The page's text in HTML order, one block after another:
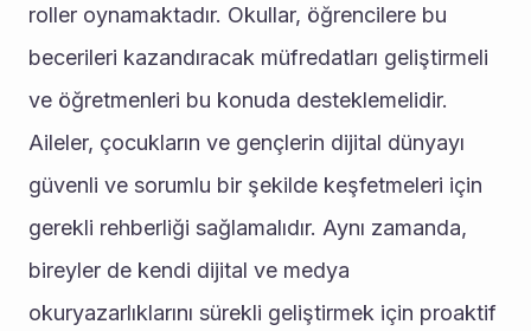
roller oynamaktadır. Okullar, öğrencilere bu
becerileri kazandıracak müfredatları geliştirmeli
ve öğretmenleri bu konuda desteklemelidir.
Aileler, çocukların ve gençlerin dijital dünyayı
güvenli ve sorumlu bir şekilde keşfetmeleri için
gerekli rehberliği sağlamalıdır. Aynı zamanda,
bireyler de kendi dijital ve medya
okuryazarlıklarını sürekli geliştirmek için proaktif